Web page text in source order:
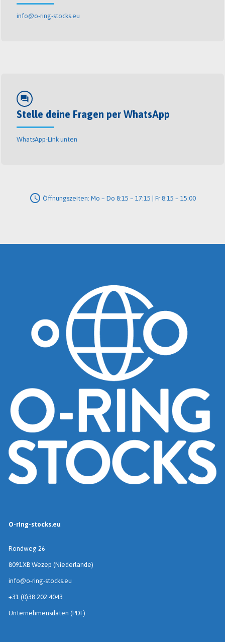
info@o-ring-stocks.eu
forum
Stelle deine Fragen per WhatsApp
WhatsApp-Link unten
schedule Öffnungszeiten: Mo – Do 8:15 – 17:15 | Fr 8:15 – 15:00
O-ring-stocks.eu
Rondweg 26
8091XB Wezep (Niederlande)
info@o-ring-stocks.eu
+31 (0)38 202 4043
Unternehmensdaten (PDF)